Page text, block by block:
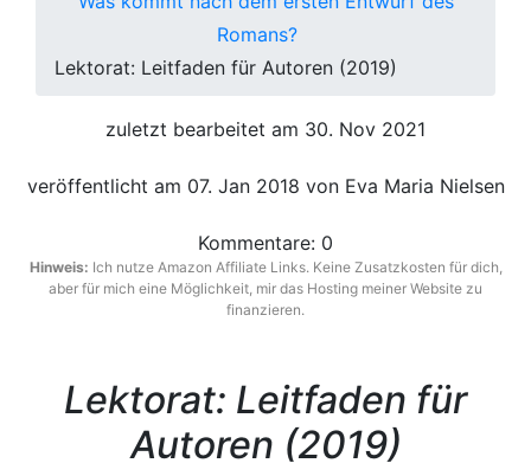
Romans?
Lektorat: Leitfaden für Autoren (2019)
zuletzt bearbeitet am 30. Nov 2021
veröffentlicht am 07. Jan 2018 von Eva Maria Nielsen
Kommentare: 0
Hinweis: Ich nutze Amazon Affiliate Links. Keine Zusatzkosten für dich,
aber für mich eine Möglichkeit, mir das Hosting meiner Website zu
finanzieren.
Lektorat: Leitfaden für
Autoren (2019)